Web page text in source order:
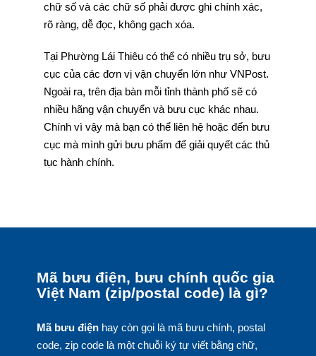
chữ số và các chữ số phải được ghi chính xác,
rõ ràng, dễ đọc, không gạch xóa.
Tại Phường Lái Thiêu có thể có nhiều trụ sở, bưu
cục của các đơn vị vận chuyển lớn như VNPost.
Ngoài ra, trên địa bàn mỗi tỉnh thành phố sẽ có
nhiều hãng vận chuyển và bưu cục khác nhau.
Chính vì vậy mà bạn có thể liên hệ hoặc đến bưu
cục mà mình gửi bưu phẩm để giải quyết các thủ
tục hành chính.
Mã bưu điện, bưu chính quốc gia
Việt Nam (zip/postal code) là gì?
Mã bưu điệnhay còn gọi là mã bưu chính, postal
code, zip code là một chuỗi ký tự viết bằng chữ,